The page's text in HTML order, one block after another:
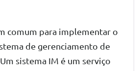
comum para implementar o
de gerenciamento de
sistema IM é um serviço